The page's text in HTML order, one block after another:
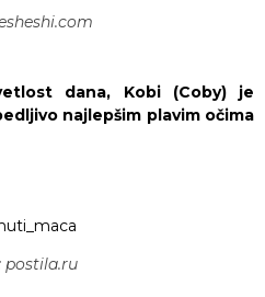
dana, Kobi (Coby) je
najlepšim plavim očima
postila.ru